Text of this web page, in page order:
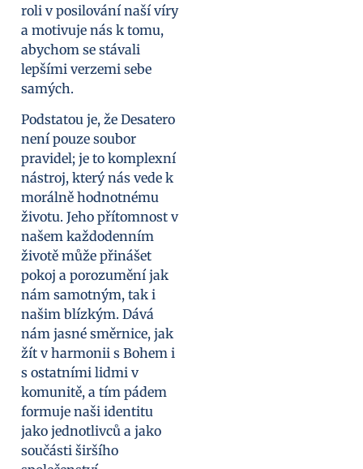
roli v posilování naší víry
a motivuje nás k tomu,
abychom se stávali
lepšími verzemi sebe
samých.
Podstatou je, že Desatero
není pouze soubor
pravidel; je to komplexní
nástroj, který nás vede k
morálně hodnotnému
životu. Jeho přítomnost v
našem každodenním
životě může přinášet
pokoj a porozumění jak
nám samotným, tak i
našim blízkým. Dává
nám jasné směrnice, jak
žít v harmonii s Bohem i
s ostatními lidmi v
komunitě, a tím pádem
formuje naši identitu
jako jednotlivců a jako
součásti širšího